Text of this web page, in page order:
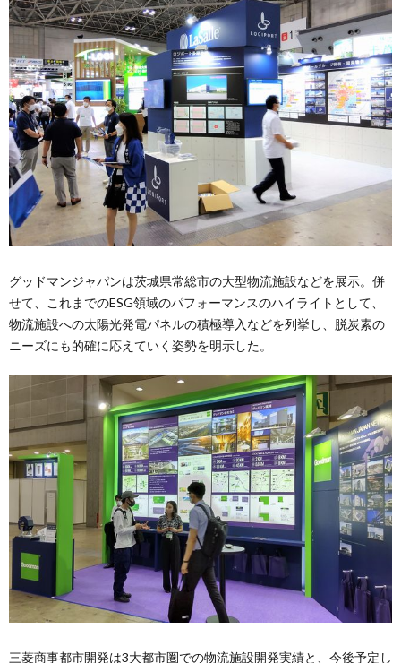
グッドマンジャパンは茨城県常総市の大型物流施設などを展示。併
せて、これまでのESG領域のパフォーマンスのハイライトとして、
物流施設への太陽光発電パネルの積極導入などを列挙し、脱炭素の
ニーズにも的確に応えていく姿勢を明示した。
三菱商事都市開発は3大都市圏での物流施設開発実績と、今後予定し